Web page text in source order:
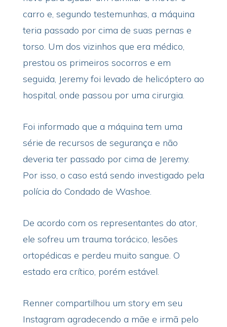
carro e, segundo testemunhas, a máquina
teria passado por cima de suas pernas e
torso. Um dos vizinhos que era médico,
prestou os primeiros socorros e em
seguida, Jeremy foi levado de helicóptero ao
hospital, onde passou por uma cirurgia.
Foi informado que a máquina tem uma
série de recursos de segurança e não
deveria ter passado por cima de Jeremy.
Por isso, o caso está sendo investigado pela
polícia do Condado de Washoe.
De acordo com os representantes do ator,
ele sofreu um trauma torácico, lesões
ortopédicas e perdeu muito sangue. O
estado era crítico, porém estável.
Renner compartilhou um story em seu
Instagram agradecendo a mãe e irmã pelo